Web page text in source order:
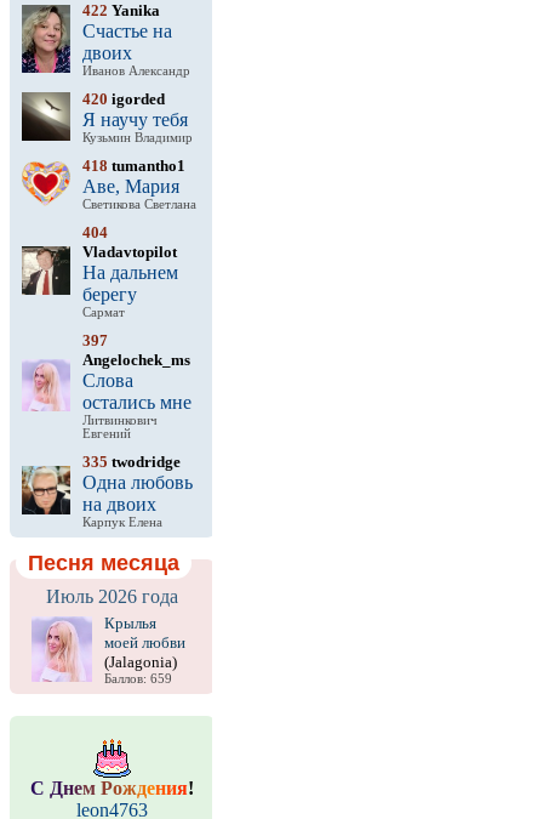
422 Yanika
Счастье на
двоих
Иванов Александр
420 igorded
Я научу тебя
Кузьмин Владимир
418 tumantho1
Аве, Мария
Светикова Светлана
404
Vladavtopilot
На дальнем
берегу
Сармат
397
Angelochek_ms
Слова
остались мне
Литвинкович
Евгений
335 twodridge
Одна любовь
на двоих
Карпук Елена
Песня месяца
Июль 2026 года
Крылья
моей любви
(Jalagonia)
Баллов: 659
С Днем Рождения!
leon4763